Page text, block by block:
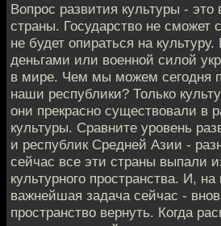
Вопрос развития культуры - это
страны. Государство не сможет
не будет опираться на
деньгами или военной силой
в мире. Чем мы можем сегодня
наши республики? Только
они прекрасно существовали в
культуры. Сравните уровень
и республик Средней Азии -
сейчас все эти страны выпали
культурного пространства. И,
важнейшая задача сейчас -
пространство вернуть. Когда